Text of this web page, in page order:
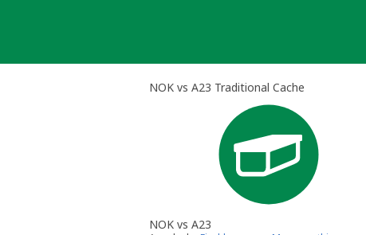
NOK vs A23 Traditional Cache
NOK vs A23